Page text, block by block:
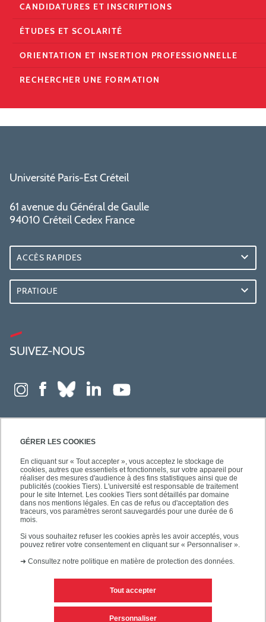
GÉRER LES COOKIES
En cliquant sur « Tout accepter », vous acceptez le stockage de
cookies, autres que essentiels et fonctionnels, sur votre appareil pour
réaliser des mesures d'audience à des fins statistiques ainsi que de
publicités (cookies Tiers). L'université est responsable de traitement
pour le site Internet. Les cookies Tiers sont détaillés par domaine
dans nos mentions légales. En cas de refus ou d'acceptation des
traceurs, vos paramètres seront sauvegardés pour une durée de 6
mois.
Si vous souhaitez refuser les cookies après les avoir acceptés, vous
pouvez retirer votre consentement en cliquant sur « Personnaliser ».
➜ Consultez notre politique en matière de protection des données.
Tout accepter
Personnaliser
CANDIDATURES ET INSCRIPTIONS
ÉTUDES ET SCOLARITÉ
ORIENTATION ET INSERTION PROFESSIONNELLE
RECHERCHER UNE FORMATION
Université Paris-Est Créteil
61 avenue du Général de Gaulle
94010 Créteil Cedex France
ACCÈS RAPIDES
PRATIQUE
SUIVEZ-NOUS
Mentions légales